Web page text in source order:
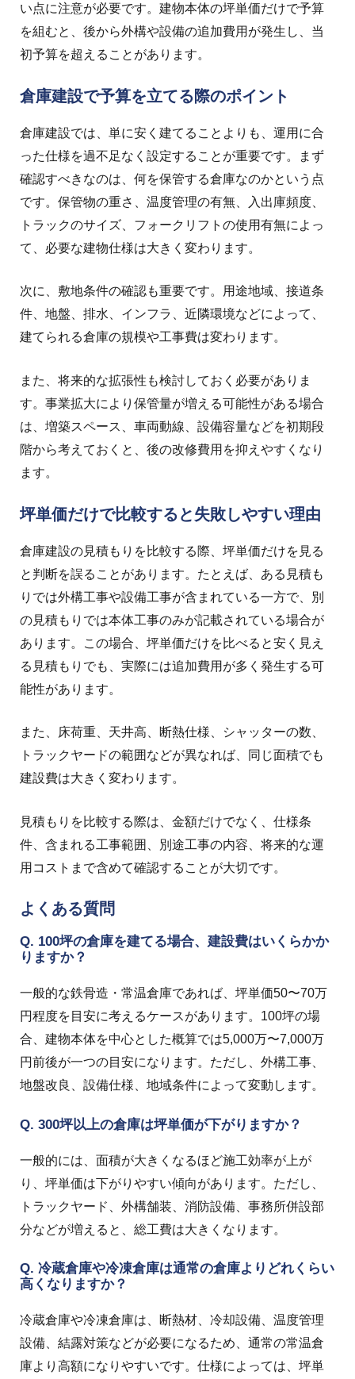
い点に注意が必要です。建物本体の坪単価だけで予算
を組むと、後から外構や設備の追加費用が発生し、当
初予算を超えることがあります。
倉庫建設で予算を立てる際のポイント
倉庫建設では、単に安く建てることよりも、運用に合
った仕様を過不足なく設定することが重要です。
まず
確認すべきなのは、何を保管する倉庫なのかという点
です。保管物の重さ、温度管理の有無、入出庫頻度、
トラックのサイズ、フォークリフトの使用有無によっ
て、必要な建物仕様は大きく変わります。
次に、敷地条件の確認も重要です。用途地域、接道条
件、地盤、排水、インフラ、近隣環境などによって、
建てられる倉庫の規模や工事費は変わります。
また、将来的な拡張性も検討しておく必要がありま
す。事業拡大により保管量が増える可能性がある場合
は、増築スペース、車両動線、設備容量などを初期段
階から考えておくと、後の改修費用を抑えやすくなり
ます。
坪単価だけで比較すると失敗しやすい理由
倉庫建設の見積もりを比較する際、坪単価だけを見る
と判断を誤ることがあります。 たとえば、ある見積も
りでは外構工事や設備工事が含まれている一方で、別
の見積もりでは本体工事のみが記載されている場合が
あります。この場合、坪単価だけを比べると安く見え
る見積もりでも、実際には追加費用が多く発生する可
能性があります。
また、床荷重、天井高、断熱仕様、シャッターの数、
トラックヤードの範囲などが異なれば、同じ面積でも
建設費は大きく変わります。
見積もりを比較する際は、金額だけでなく、仕様条
件、含まれる工事範囲、別途工事の内容、将来的な運
用コストまで含めて確認することが大切です。
よくある質問
Q. 100坪の倉庫を建てる場合、建設費はいくらかか
りますか？
一般的な鉄骨造・常温倉庫であれば、坪単価50〜70万
円程度を目安に考えるケースがあります。100坪の場
合、建物本体を中心とした概算では5,000万〜7,000万
円前後が一つの目安になります。ただし、外構工事、
地盤改良、設備仕様、地域条件によって変動します。
Q. 300坪以上の倉庫は坪単価が下がりますか？
一般的には、面積が大きくなるほど施工効率が上が
り、坪単価は下がりやすい傾向があります。ただし、
トラックヤード、外構舗装、消防設備、事務所併設部
分などが増えると、総工費は大きくなります。
Q. 冷蔵倉庫や冷凍倉庫は通常の倉庫よりどれくらい
高くなりますか？
冷蔵倉庫や冷凍倉庫は、断熱材、冷却設備、温度管理
設備、結露対策などが必要になるため、通常の常温倉
庫より高額になりやすいです。仕様によっては、坪単